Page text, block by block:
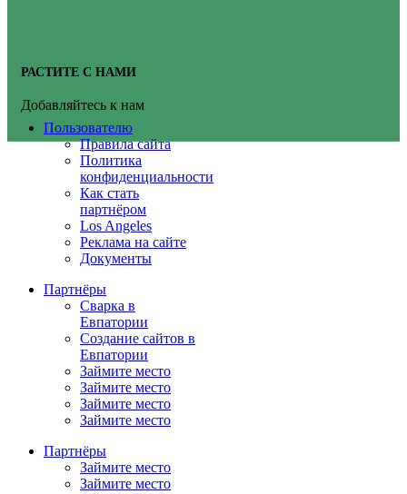
РАСТИТЕ С НАМИ
Добавляйтесь к нам
Пользователю
Правила сайта
Политика
конфиденциальности
Как стать
партнёром
Los Angeles
Реклама на сайте
Документы
Партнёры
Сварка в
Евпатории
Создание сайтов в
Евпатории
Займите место
Займите место
Займите место
Займите место
Партнёры
Займите место
Займите место